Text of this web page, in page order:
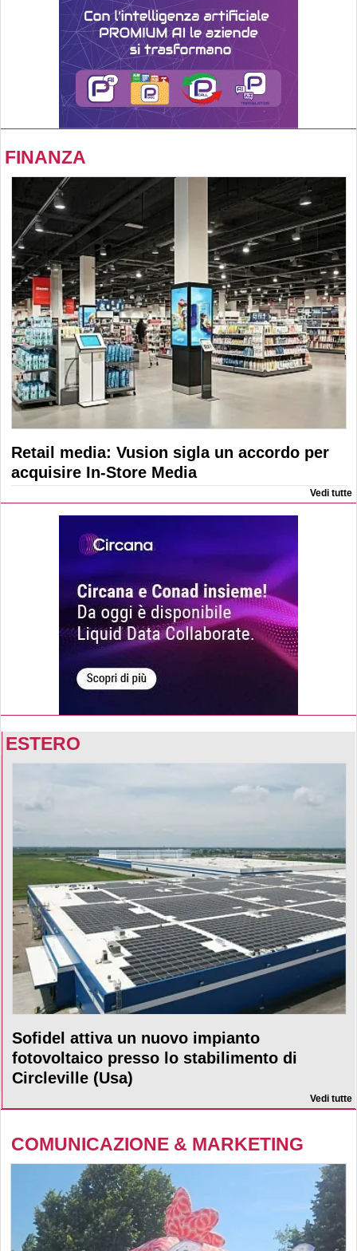
FINANZA
Retail media: Vusion sigla un accordo per
acquisire In-Store Media
Vedi tutte
ESTERO
Sofidel attiva un nuovo impianto
fotovoltaico presso lo stabilimento di
Circleville (Usa)
Vedi tutte
COMUNICAZIONE & MARKETING